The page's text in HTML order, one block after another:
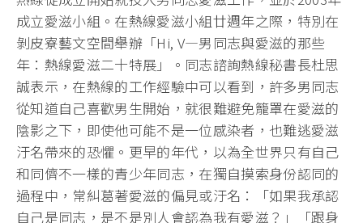
成立愛滋小組。在熱線愛滋小組廿週年之際，特別在
剝皮寮藝文空間舉辦「Hi, V—男同志與愛滋的那些
年：熱線愛滋二十特展」。同志諮詢熱線秘書長杜思
誠表示，在熱線的工作經驗中可以看到，許多男同志
從知道自己喜歡男生開始，就很難避免籠罩在愛滋的
陰影之下，即使他可能不是一位感染者，也難逃愛滋
汙名帶來的恐懼。更早的年代，以為全世界只有自己
和同儕不一樣的青少年同志，在獨自摸索身份認同的
過程中，常糾葛著愛滋的偏見或汙名：「如果我承認
自己是同志，是不是別人會認為我有愛滋？」「跟身